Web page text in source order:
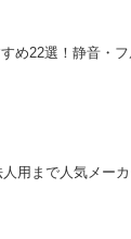
め22選！静音・
用まで人気メー